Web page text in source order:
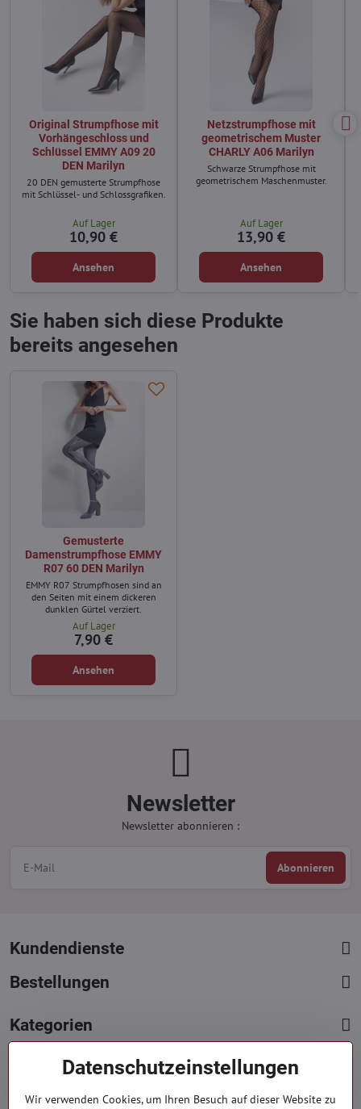
Original Strumpfhose mit
Vorhängeschloss und
Schlüssel EMMY A09 20
DEN Marilyn
20 DEN gemusterte Strumpfhose
mit Schlüssel- und Schlossgrafiken.
Auf Lager
10,90 €
Ansehen
Netzstrumpfhose mit
geometrischem Muster
CHARLY A06 Marilyn
Schwarze Strumpfhose mit
geometrischem Maschenmuster.
Auf Lager
13,90 €
Ansehen
Sie haben sich diese Produkte
bereits angesehen
Gemusterte
Damenstrumpfhose EMMY
R07 60 DEN Marilyn
EMMY R07 Strumpfhosen sind an
den Seiten mit einem dickeren
dunklen Gürtel verziert.
Auf Lager
7,90 €
Ansehen
Newsletter
Newsletter abonnieren :
Abonnieren
Kundendienste
Bestellungen
Kategorien
Kontakte
+421 919 060 751
Datenschutzeinstellungen
Wir verwenden Cookies, um Ihren Besuch auf dieser Website zu